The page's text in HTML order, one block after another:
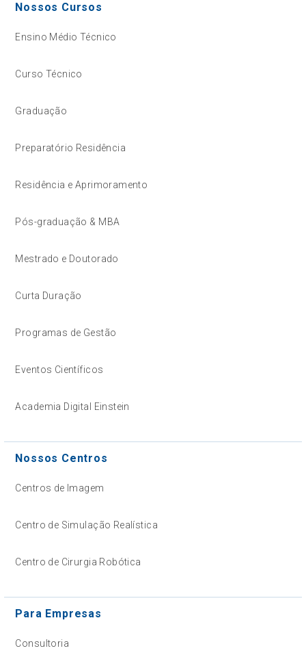
Nossos Cursos
Ensino Médio Técnico
Curso Técnico
Graduação
Preparatório Residência
Residência e Aprimoramento
Pós-graduação & MBA
Mestrado e Doutorado
Curta Duração
Programas de Gestão
Eventos Científicos
Academia Digital Einstein
Nossos Centros
Centros de Imagem
Centro de Simulação Realística
Centro de Cirurgia Robótica
Para Empresas
Consultoria